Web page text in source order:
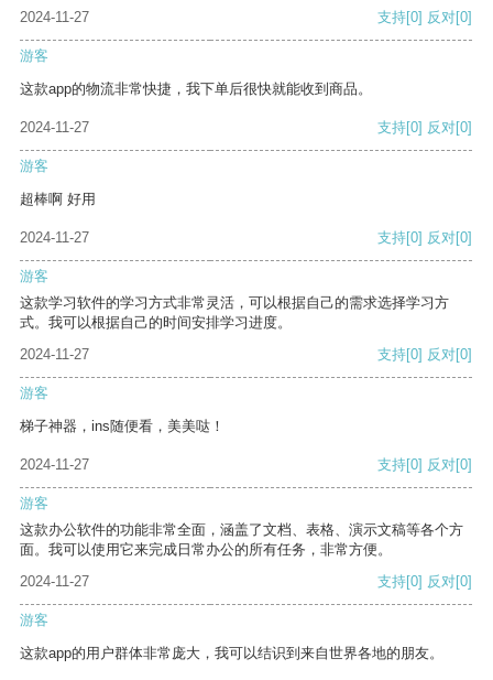
2024-11-27
支持[0] 反对[0]
游客
这款app的物流非常快捷，我下单后很快就能收到商品。
2024-11-27 支持[0] 反对[0]
游客
超棒啊 好用
2024-11-27 支持[0] 反对[0]
游客
这款学习软件的学习方式非常灵活，可以根据自己的需求选择学习方
式。我可以根据自己的时间安排学习进度。
2024-11-27
支持[0] 反对[0]
游客
梯子神器，ins随便看，美美哒！
2024-11-27 支持[0] 反对[0]
游客
这款办公软件的功能非常全面，涵盖了文档、表格、演示文稿等各个方
面。我可以使用它来完成日常办公的所有任务，非常方便。
2024-11-27
支持[0] 反对[0]
游客
这款app的用户群体非常庞大，我可以结识到来自世界各地的朋友。